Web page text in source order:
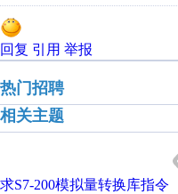
回复 引用 举报
热门招聘
相关主题
求S7-200模拟量转换库指令